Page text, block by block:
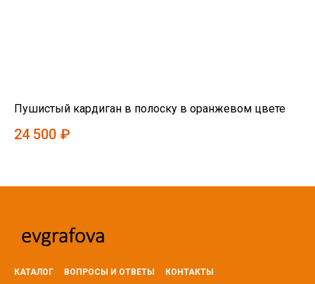
Пушистый кардиган в полоску в оранжевом цвете
24 500 ₽
КАТАЛОГ ВОПРОСЫ И ОТВЕТЫ КОНТАКТЫ